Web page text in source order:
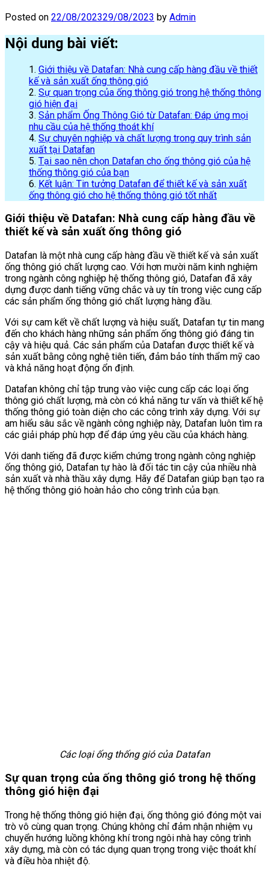
Posted on 22/08/202329/08/2023 by Admin
Nội dung bài viết:
Giới thiệu về Datafan: Nhà cung cấp hàng đầu về thiết
kế và sản xuất ống thông gió
Sự quan trọng của ống thông gió trong hệ thống thông
gió hiện đại
Sản phẩm Ống Thông Gió từ Datafan: Đáp ứng mọi
nhu cầu của hệ thống thoát khí
Sự chuyên nghiệp và chất lượng trong quy trình sản
xuất tại Datafan
Tại sao nên chọn Datafan cho ống thông gió của hệ
thống thông gió của bạn
Kết luận: Tin tưởng Datafan để thiết kế và sản xuất
ống thông gió cho hệ thống thông gió tốt nhất
Giới thiệu về Datafan: Nhà cung cấp hàng đầu về
thiết kế và sản xuất ống thông gió
Datafan là một nhà cung cấp hàng đầu về thiết kế và sản xuất
ống thông gió chất lượng cao. Với hơn mười năm kinh nghiệm
trong ngành công nghiệp hệ thống thông gió, Datafan đã xây
dựng được danh tiếng vững chắc và uy tín trong việc cung cấp
các sản phẩm ống thông gió chất lượng hàng đầu.
Với sự cam kết về chất lượng và hiệu suất, Datafan tự tin mang
đến cho khách hàng những sản phẩm ống thông gió đáng tin
cậy và hiệu quả. Các sản phẩm của Datafan được thiết kế và
sản xuất bằng công nghệ tiên tiến, đảm bảo tính thẩm mỹ cao
và khả năng hoạt động ổn định.
Datafan không chỉ tập trung vào việc cung cấp các loại ống
thông gió chất lượng, mà còn có khả năng tư vấn và thiết kế hệ
thống thông gió toàn diện cho các công trình xây dựng. Với sự
am hiểu sâu sắc về ngành công nghiệp này, Datafan luôn tìm ra
các giải pháp phù hợp để đáp ứng yêu cầu của khách hàng.
Với danh tiếng đã được kiểm chứng trong ngành công nghiệp
ống thông gió, Datafan tự hào là đối tác tin cậy của nhiều nhà
sản xuất và nhà thầu xây dựng. Hãy để Datafan giúp bạn tạo ra
hệ thống thông gió hoàn hảo cho công trình của bạn.
Các loại ống thống gió của Datafan
Sự quan trọng của ống thông gió trong hệ thống
thông gió hiện đại
Trong hệ thống thông gió hiện đại, ống thông gió đóng một vai
trò vô cùng quan trọng. Chúng không chỉ đảm nhận nhiệm vụ
chuyển hướng luồng không khí trong ngôi nhà hay công trình
xây dựng, mà còn có tác dụng quan trọng trong việc thoát khí
và điều hòa nhiệt độ.